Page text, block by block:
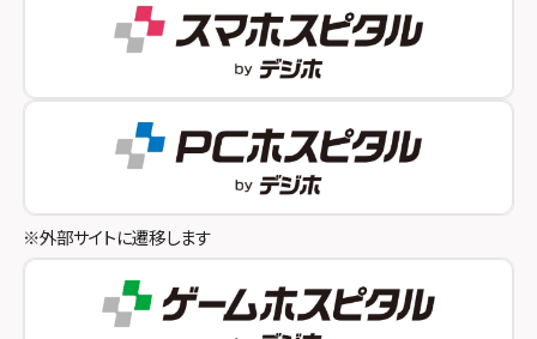
スマホスピタルオリナス錦糸町
スマホスピタル テルル成増
スマホスピタル池袋
スマホスピタル八王子
スマホスピタル町田
スマホスピタル吉祥寺
スマホスピタル by デジホ 姫路キャスパ
スマホスピタル伊丹
スマホスピタル奈良生駒
スマホスピタル和歌山
※外部サイトに遷移します